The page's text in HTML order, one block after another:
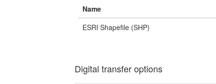
Name
ESRI Shapefile (SHP)
Digital transfer options